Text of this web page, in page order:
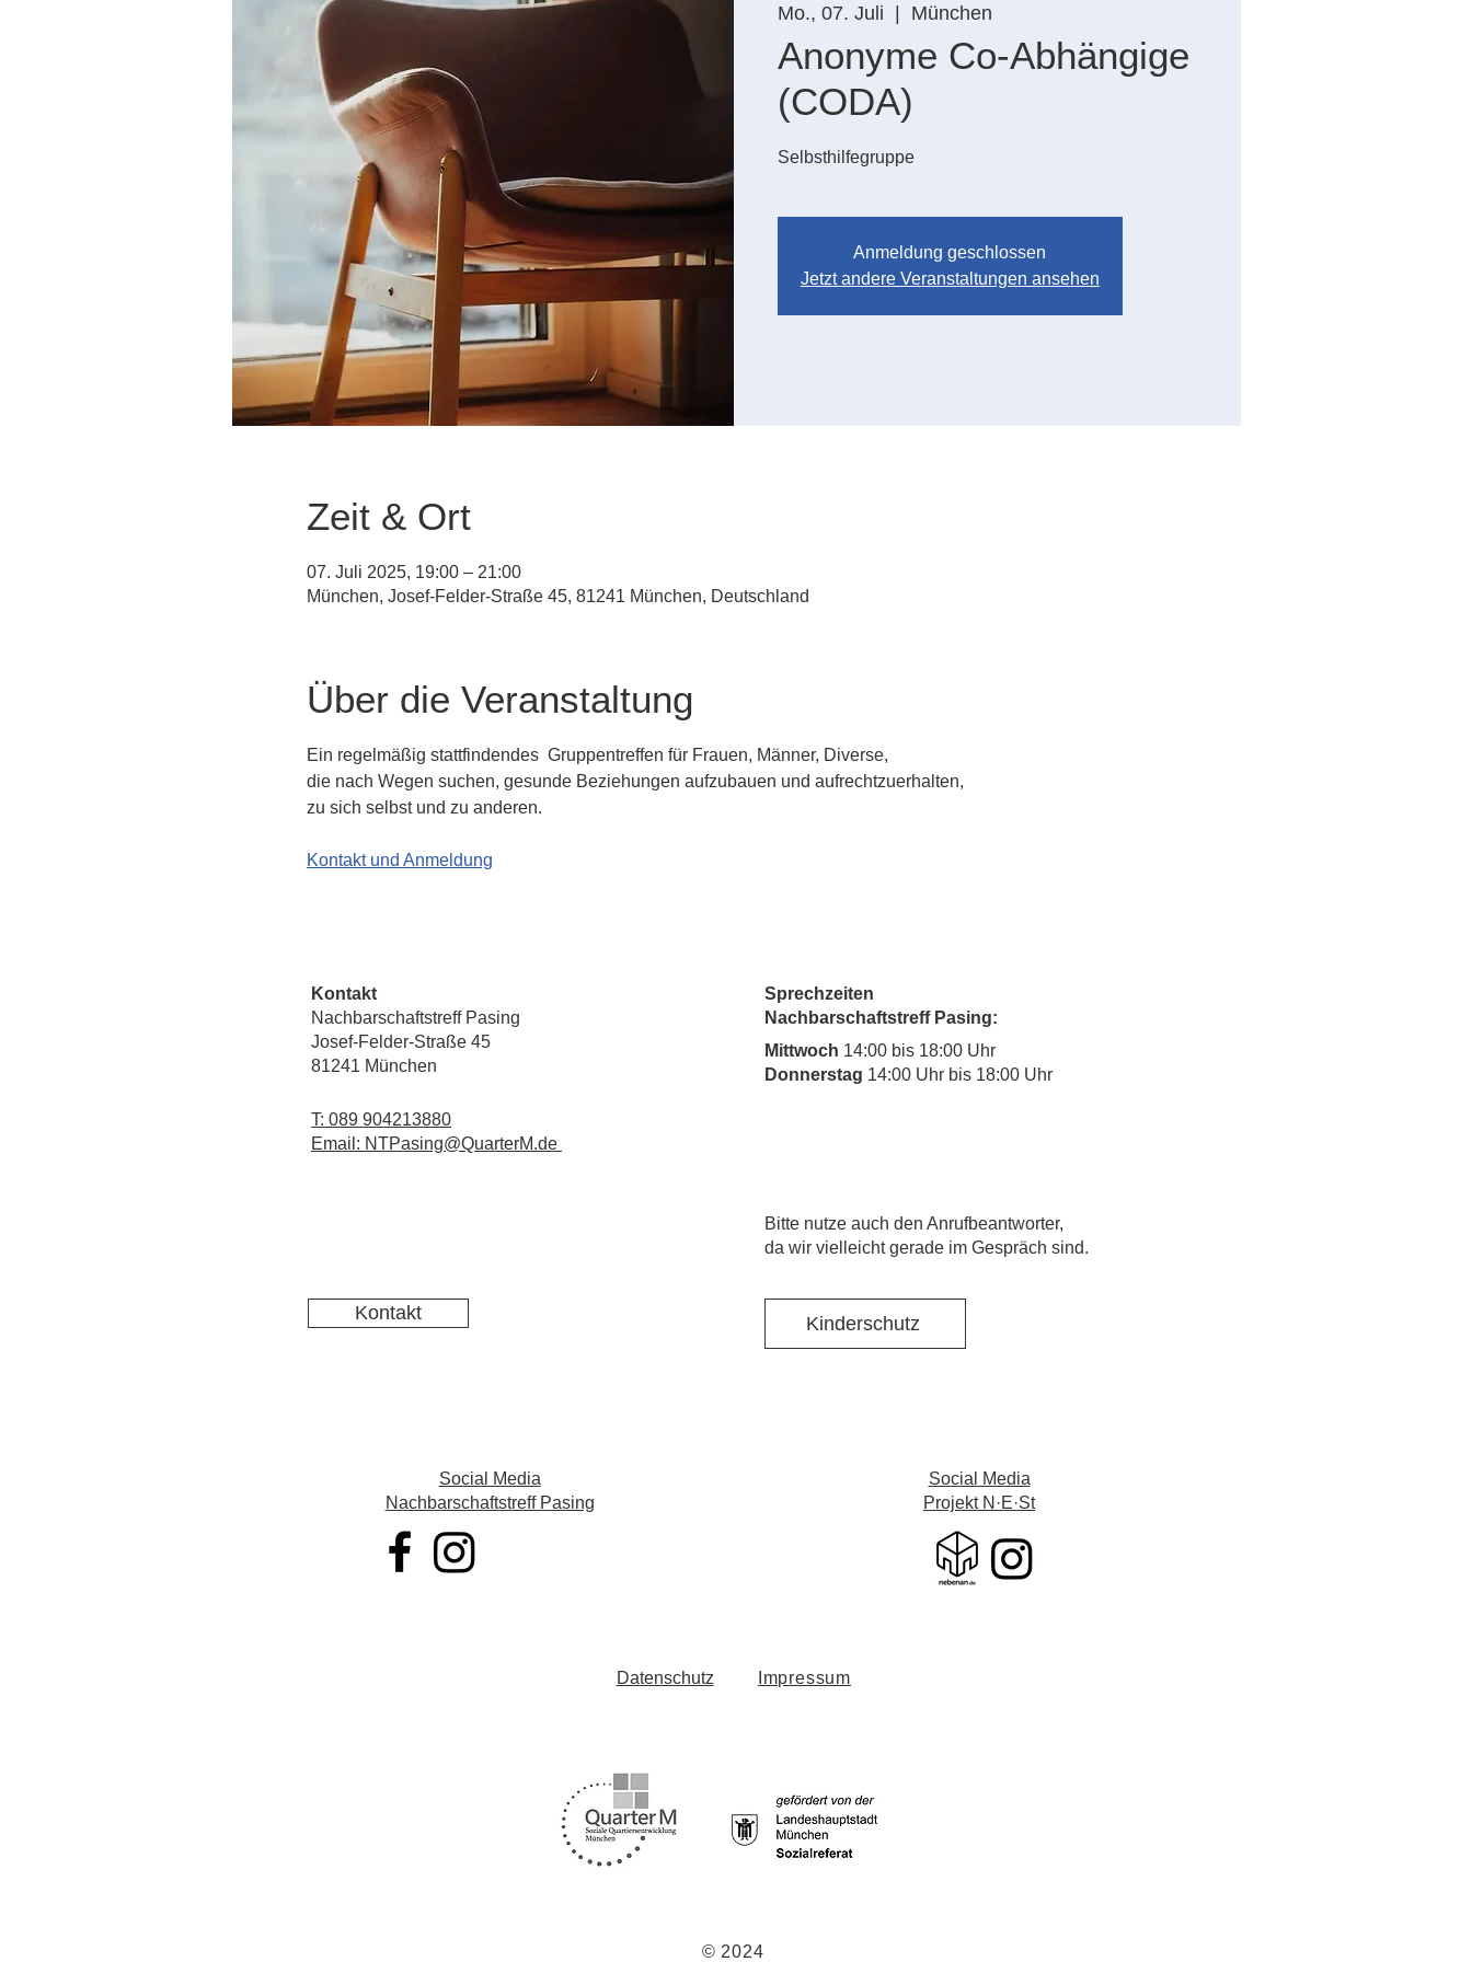
Mo., 07. Juli München
Anonyme Co-Abhängige
(CODA)
Selbsthilfegruppe
Anmeldung geschlossen
Jetzt andere Veranstaltungen ansehen
Zeit & Ort
07. Juli 2025, 19:00 – 21:00
München, Josef-Felder-Straße 45, 81241 München, Deutschland
Über die Veranstaltung
Ein regelmäßig stattfindendes  Gruppentreffen für Frauen, Männer, Diverse,
die nach Wegen suchen, gesunde Beziehungen aufzubauen und aufrechtzuerhalten,
zu sich selbst und zu anderen.
Kontakt und Anmeldung
Kontakt
Nachbarschaftstreff Pasing
Josef-Felder-Straße 45
81241 München
T: 089 904213880
Email: NTPasing@QuarterM.de
Kontakt
Sprechzeiten
Nachbarschaftstreff Pasing:
Mittwoch 14:00 bis 18:00 Uhr
Donnerstag 14:00 Uhr bis 18:00 Uhr
​Bitte nutze auch den Anrufbeantworter,
da wir vielleicht gerade im Gespräch sind.
Kinderschutz
Social Media
Nachbarschaftstreff Pasing
Social Media
Projekt N·E·St
Datenschutz Impressum
© 2024